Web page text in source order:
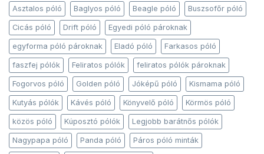
Asztalos póló Baglyos póló Beagle póló Buszsofőr póló
Cicás póló Drift póló Egyedi póló pároknak
egyforma póló pároknak Eladó póló Farkasos póló
faszfej pólók Feliratos pólók feliratos pólók pároknak
Fogorvos póló Golden póló Jóképű póló Kismama póló
Kutyás pólók Kávés póló Könyvelő póló Körmös póló
közös póló Kúposztó pólók Legjobb barátnős pólók
Nagypapa póló Panda póló Páros póló minták